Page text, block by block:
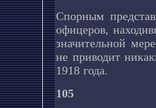
Спорным
офицеров,
значительной
не приводит
1918 года.
105